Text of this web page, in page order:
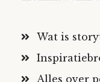
Wat is
Alles over